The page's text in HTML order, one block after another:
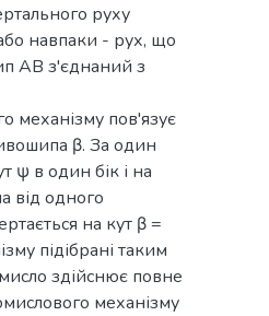
руху
навпаки - рух, що
АВ з'єднаний з
механізму пов'язує
β. За один
ψ в один бік і на
від одного
на кут β =
підібрані таким
здійснює повне
механізму